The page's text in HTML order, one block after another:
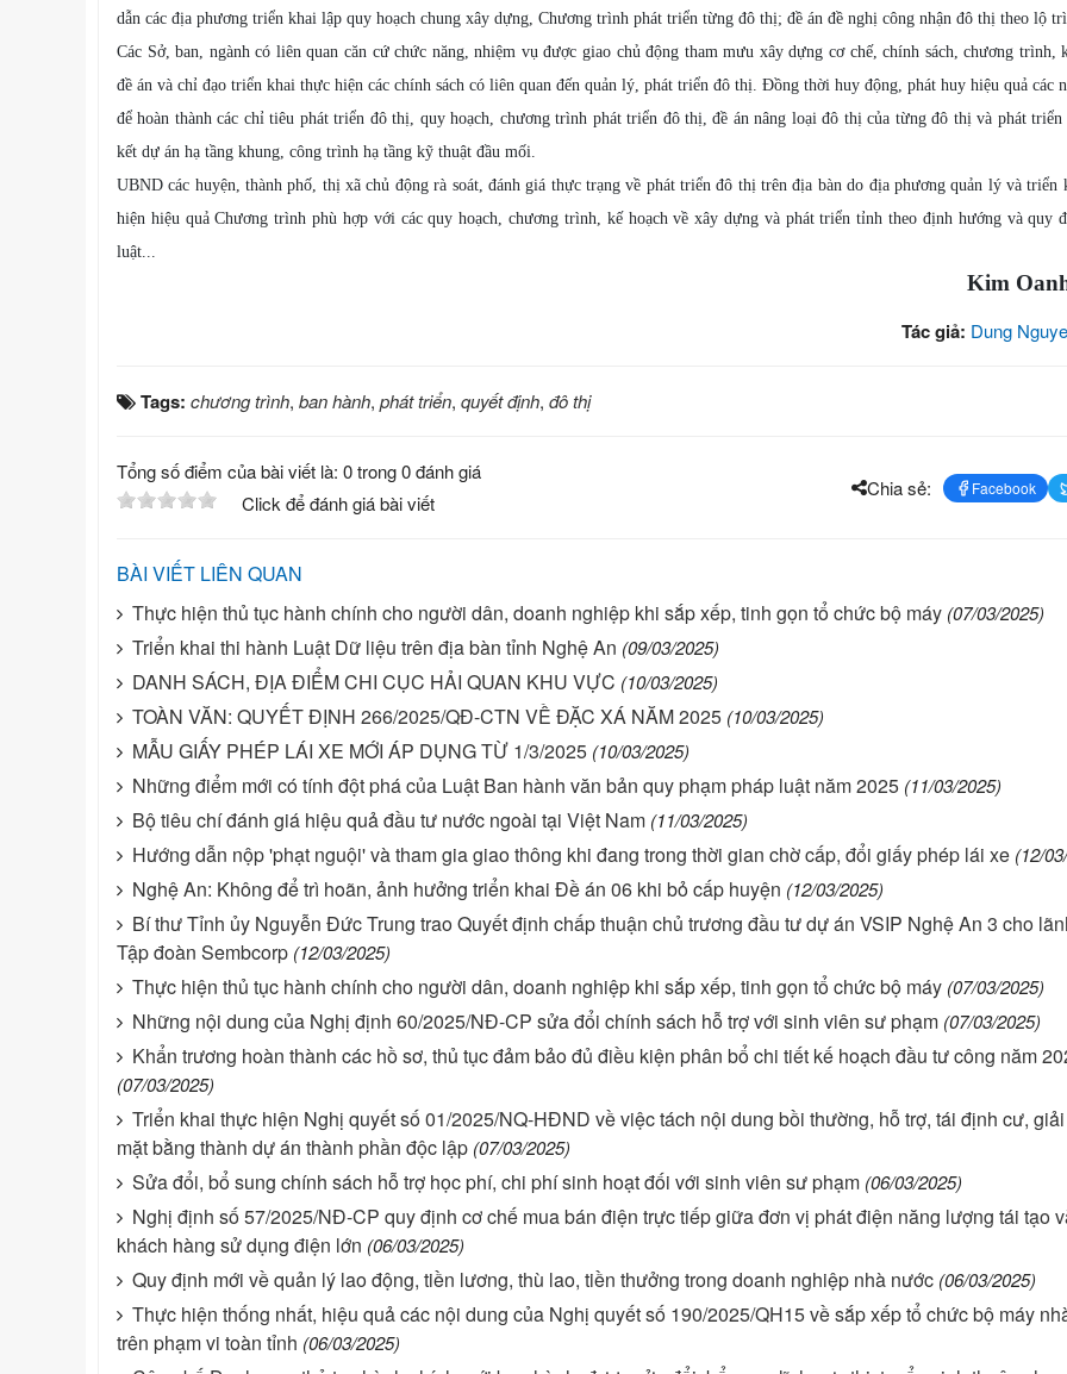
dẫn các địa phương triển khai lập quy hoạch chung xây dựng, Chương trình phát triển từng đô thị; đề án đề nghị công nhận đô thị theo lộ
Các Sở, ban, ngành có liên quan căn cứ chức năng, nhiệm vụ được giao chủ động tham mưu xây dựng cơ chế, chính sách, chương trình,
đề án và chỉ đạo triển khai thực hiện các chính sách có liên quan đến quản lý, phát triển đô thị. Đồng thời huy động, phát huy hiệu quả các
để hoàn thành các chỉ tiêu phát triển đô thị, quy hoạch, chương trình phát triển đô thị, đề án nâng loại đô thị của từng đô thị và phát triển
kết dự án hạ tầng khung, công trình hạ tầng kỹ thuật đầu mối.
UBND các huyện, thành phố, thị xã chủ động rà soát, đánh giá thực trạng về phát triển đô thị trên địa bàn do địa phương quản lý và triển
hiện hiệu quả Chương trình phù hợp với các quy hoạch, chương trình, kế hoạch về xây dựng và phát triển tỉnh theo định hướng và quy
luật...
Kim
Tác giả: Dung
Tags: chương trình, ban hành, phát triển, quyết định, đô thị
Tổng số điểm của bài viết là: 0 trong 0 đánh giá
Click để đánh giá bài viết
Chia sẻ: Facebook
BÀI VIẾT LIÊN QUAN
Thực hiện thủ tục hành chính cho người dân, doanh nghiệp khi sắp xếp, tinh gọn tổ chức bộ máy (07/03/2025)
Triển khai thi hành Luật Dữ liệu trên địa bàn tỉnh Nghệ An (09/03/2025)
DANH SÁCH, ĐỊA ĐIỂM CHI CỤC HẢI QUAN KHU VỰC (10/03/2025)
TOÀN VĂN: QUYẾT ĐỊNH 266/2025/QĐ-CTN VỀ ĐẶC XÁ NĂM 2025 (10/03/2025)
MẪU GIẤY PHÉP LÁI XE MỚI ÁP DỤNG TỪ 1/3/2025 (10/03/2025)
Những điểm mới có tính đột phá của Luật Ban hành văn bản quy phạm pháp luật năm 2025 (11/03/2025)
Bộ tiêu chí đánh giá hiệu quả đầu tư nước ngoài tại Việt Nam (11/03/2025)
Hướng dẫn nộp 'phạt nguội' và tham gia giao thông khi đang trong thời gian chờ cấp, đổi giấy phép lái xe (12/
Nghệ An: Không để trì hoãn, ảnh hưởng triển khai Đề án 06 khi bỏ cấp huyện (12/03/2025)
Bí thư Tỉnh ủy Nguyễn Đức Trung trao Quyết định chấp thuận chủ trương đầu tư dự án VSIP Nghệ An 3 cho
Tập đoàn Sembcorp (12/03/2025)
Thực hiện thủ tục hành chính cho người dân, doanh nghiệp khi sắp xếp, tinh gọn tổ chức bộ máy (07/03/2025)
Những nội dung của Nghị định 60/2025/NĐ-CP sửa đổi chính sách hỗ trợ với sinh viên sư phạm (07/03/2025)
Khẩn trương hoàn thành các hồ sơ, thủ tục đảm bảo đủ điều kiện phân bổ chi tiết kế hoạch đầu tư công năm
(07/03/2025)
Triển khai thực hiện Nghị quyết số 01/2025/NQ-HĐND về việc tách nội dung bồi thường, hỗ trợ, tái định cư,
mặt bằng thành dự án thành phần độc lập (07/03/2025)
Sửa đổi, bổ sung chính sách hỗ trợ học phí, chi phí sinh hoạt đối với sinh viên sư phạm (06/03/2025)
Nghị định số 57/2025/NĐ-CP quy định cơ chế mua bán điện trực tiếp giữa đơn vị phát điện năng lượng tái tạo
khách hàng sử dụng điện lớn (06/03/2025)
Quy định mới về quản lý lao động, tiền lương, thù lao, tiền thưởng trong doanh nghiệp nhà nước (06/03/2025)
Thực hiện thống nhất, hiệu quả các nội dung của Nghị quyết số 190/2025/QH15 về sắp xếp tổ chức bộ máy
trên phạm vi toàn tỉnh (06/03/2025)